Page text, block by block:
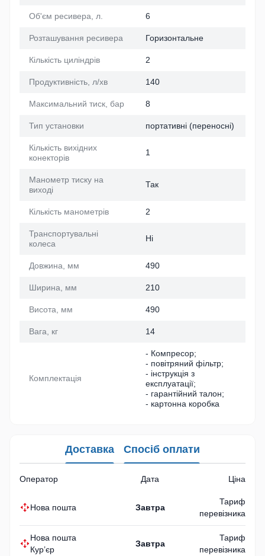
Об'єм ресивера, л. 6
Розташування ресивера Горизонтальне
Кількість циліндрів 2
Продуктивність, л/хв 140
Максимальний тиск, бар 8
Тип установки портативні (переносні)
Кількість вихідних
конекторів
1
Манометр тиску на
виході
Так
Кількість манометрів 2
Транспортувальні
колеса
Ні
Довжина, мм 490
Ширина, мм 210
Висота, мм 490
Вага, кг 14
Комплектація
- Компресор;
- повітряний фільтр;
- інструкція з
експлуатації;
- гарантійний талон;
- картонна коробка
Доставка Спосіб оплати
Оператор Дата Ціна
Нова пошта Завтра
Тариф
перевізника
Нова пошта
Кур’єр
Завтра
Тариф
перевізника